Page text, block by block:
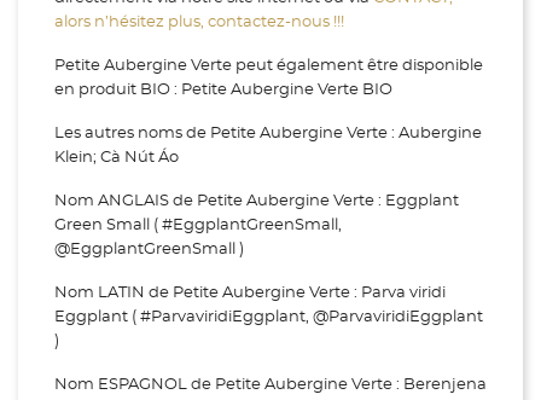
alors n’hésitez plus, contactez-nous !!!
Petite Aubergine Verte peut également être disponible
en produit BIO : Petite Aubergine Verte BIO
Les autres noms de Petite Aubergine Verte : Aubergine
Klein; Cà Nút Áo
Nom ANGLAIS de Petite Aubergine Verte : Eggplant
Green Small ( #EggplantGreenSmall,
@EggplantGreenSmall )
Nom LATIN de Petite Aubergine Verte : Parva viridi
Eggplant ( #ParvaviridiEggplant, @ParvaviridiEggplant
)
Nom ESPAGNOL de Petite Aubergine Verte : Berenjena